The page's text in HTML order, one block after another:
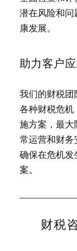
潜在风险和问
康发展。
助力客户
我们的财税团
各种财税危机
施方案，最大
常运营和财务
确保在危机发
案。
财税